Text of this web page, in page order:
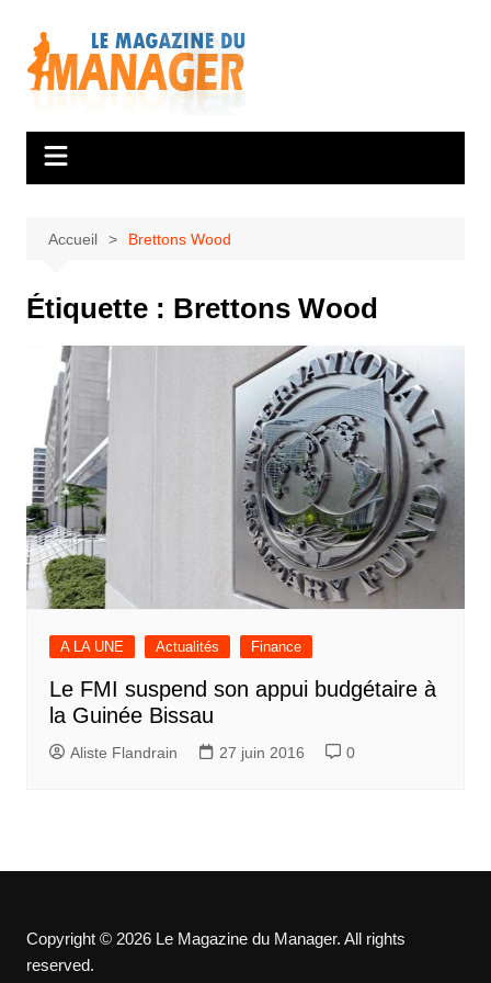
contenu
Accueil Brettons Wood
Étiquette : Brettons Wood
A LA UNE Actualités Finance
Le FMI suspend son appui budgétaire à
la Guinée Bissau
Aliste Flandrain 27 juin 2016 0
Copyright © 2026 Le Magazine du Manager. All rights
reserved.